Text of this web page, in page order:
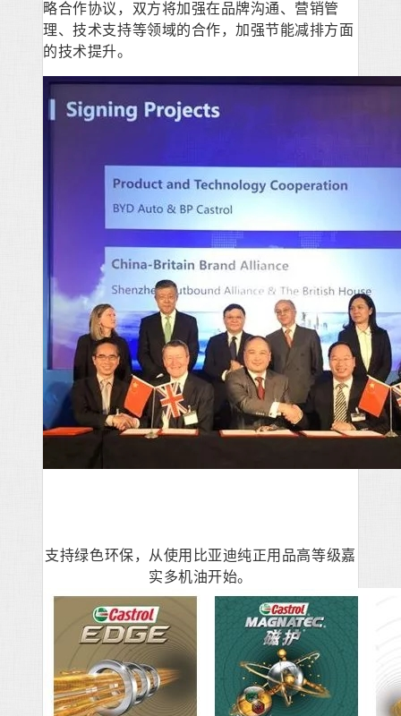
略合作协议，双方将加强在品牌沟通、营销管
理、技术支持等领域的合作，加强节能减排方面
的技术提升。
支持绿色环保，从使用比亚迪纯正用品高等级嘉
实多机油开始。